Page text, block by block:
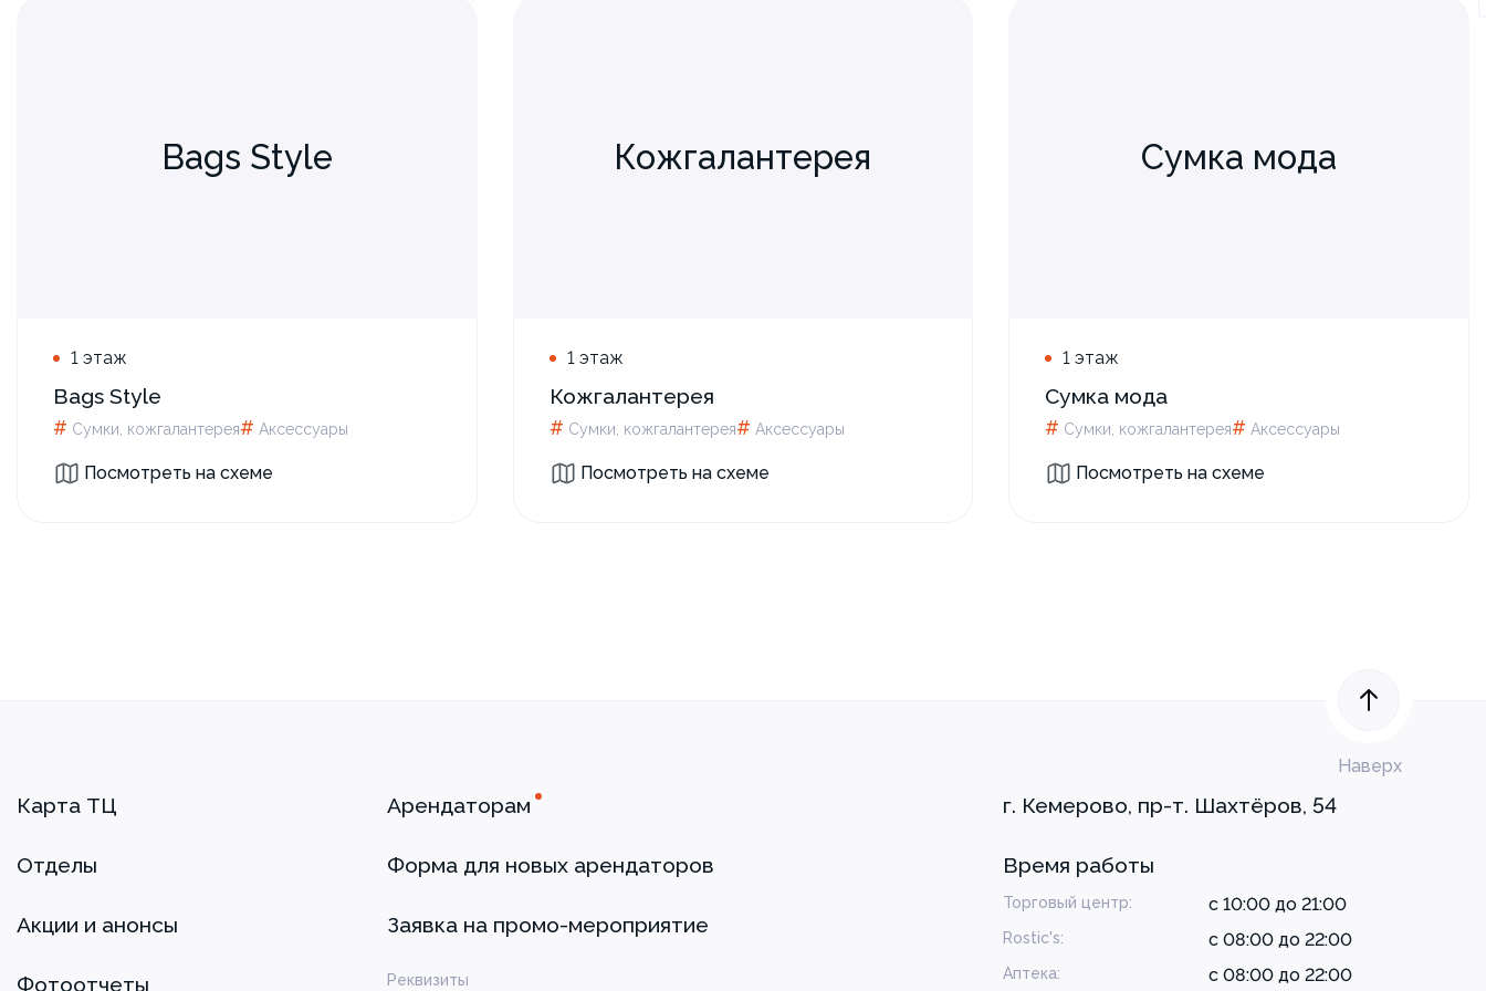
Bags Style
1 этаж
Bags Style
# Сумки, кожгалантерея# Аксессуары
Посмотреть на схеме
Кожгалантерея
1 этаж
Кожгалантерея
# Сумки, кожгалантерея# Аксессуары
Посмотреть на схеме
Сумка мода
1 этаж
Сумка мода
# Сумки, кожгалантерея#Аксессуары
Посмотреть на схеме
Наверх
Карта ТЦ
Отделы
Акции и анонсы
Фотоотчеты
Арендаторам
Форма для новых арендаторов
Заявка на промо-мероприятие
Реквизиты
г. Кемерово, пр-т. Шахтёров, 54
Время работы
Торговый центр: с 10:00 до 21:00
Rostic's: с 08:00 до 22:00
Аптека: с 08:00 до 22:00